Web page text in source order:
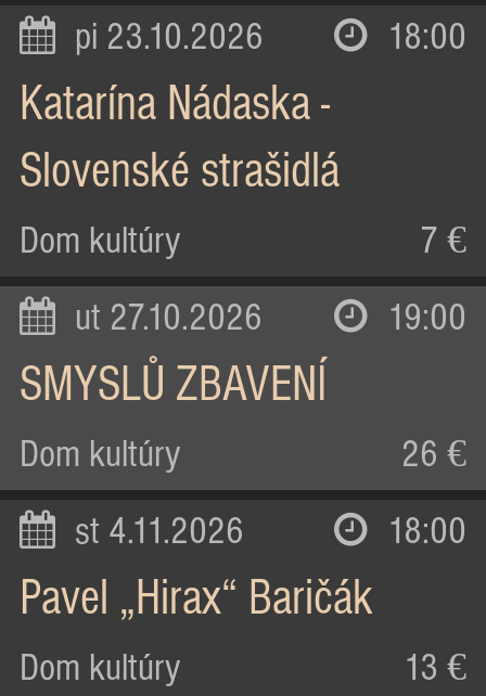
pi 23.10.2026 18:00
Katarína Nádaska -
Slovenské strašidlá
Dom kultúry 7 €
ut 27.10.2026 19:00
SMYSLŮ ZBAVENÍ
Dom kultúry 26 €
st 4.11.2026 18:00
Pavel „Hirax“ Baričák
Dom kultúry 13 €